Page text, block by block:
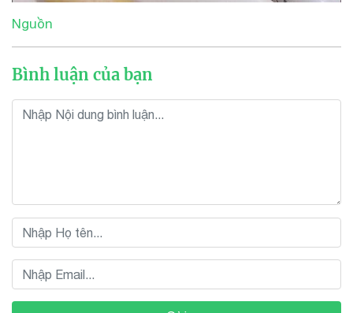
Nguồn
Bình luận của bạn